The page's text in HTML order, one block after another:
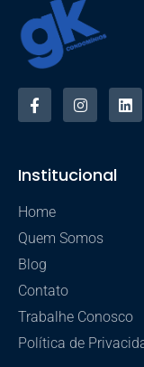
Institucional
Home
Quem Somos
Blog
Contato
Trabalhe Conosco
Política de